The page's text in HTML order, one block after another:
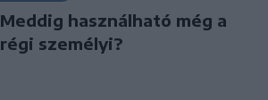
Meddig használható még a
régi személyi?